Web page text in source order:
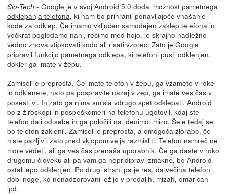
Slo-Tech - Google je v svoj Android 5.0 dodal možnost pametnega
odklepanja telefona, ki nam bo prihranil ponavljajoče vnašanje
kode za odklep. Če imamo vključen samodejen zaklep telefona in
večkrat pogledamo nanj, recimo med hojo, je skrajno nadležno
vedno znova vtipkovati kodo ali risati vzorec. Zato je Google
pripravil funkcijo pametnega odklepa, ki telefoni pusti odklenjen,
dokler ga imate v žepu.
Zamisel je preprosta. Če imate telefon v žepu, ga vzamete v roke
in odklenete, nato pa pospravite nazaj v žep, ga imate ves čas v
posesti vi. In zato ga nima smisla vdrugo spet odklepati. Android
bo z žiroskopi in pospeškomeri na telefonu ugotovil, kdaj ste
telefon dali od sebe in ga položili na, denimo, mizo. Šele tedaj se
bo telefon zaklenil. Zamisel je preprosta, a omogoča zlorabe, če
niste pazljivi, zato pred vklopom velja razmisliti. Telefon namreč ne
more vedeti, ali ga ves čas prenaša uporabnik. Če ga daste v roko
drugemu človeku ali pa vam ga nepridiprav izmakne, bo Android
ostal lepo odklenjen. Po drugi strani pa je res, da večina telefon
dobi noge, ko nenadzorovani ležijo v predalih, mizah, omaricah
ipd.